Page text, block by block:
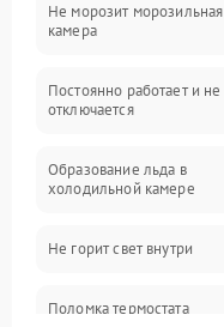
Дренаж
Не морозит морозильная
камера
Постоянно работает и не
отключается
Образование льда в
холодильной камере
Не горит свет внутри
Поломка термостата